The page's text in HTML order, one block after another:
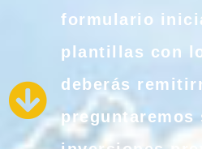
formulario
plantillas con
deberás
preguntaremos